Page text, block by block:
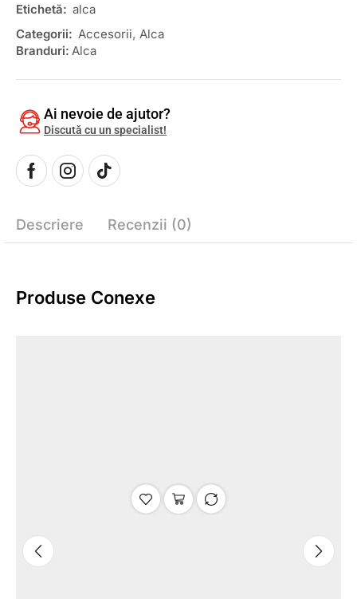
Etichetă: alca
Categorii: Accesorii, Alca
Branduri: Alca
Ai nevoie de ajutor?
Discută cu un specialist!
Descriere Recenzii (0)
Produse Conexe